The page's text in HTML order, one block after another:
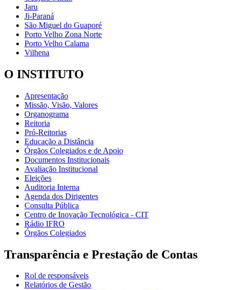
Jaru
Ji-Paraná
São Miguel do Guaporé
Porto Velho Zona Norte
Porto Velho Calama
Vilhena
O INSTITUTO
Apresentação
Missão, Visão, Valores
Organograma
Reitoria
Pró-Reitorias
Educação a Distância
Órgãos Colegiados e de Apoio
Documentos Institucionais
Avaliação Institucional
Eleições
Auditoria Interna
Agenda dos Dirigentes
Consulta Pública
Centro de Inovação Tecnológica - CIT
Rádio IFRO
Órgãos Colegiados
Transparência e Prestação de Contas
Rol de responsáveis
Relatórios de Gestão